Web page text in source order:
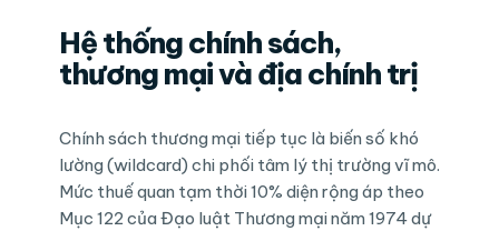
Hệ thống chính sách,
thương mại và địa chính trị
Chính sách thương mại tiếp tục là biến số khó
lường (wildcard) chi phối tâm lý thị trường vĩ mô.
Mức thuế quan tạm thời 10% diện rộng áp theo
Mục 122 của Đạo luật Thương mại năm 1974 dự